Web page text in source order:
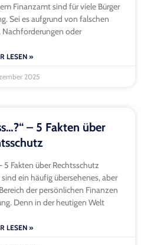
Finanzamt sind für viele Bürger
Sei es aufgrund von falschen
Nachforderungen oder
LESEN »
2025
– 5 Fakten über
5 Fakten über Rechtsschutz
ein häufig übersehenes, aber
der persönlichen Finanzen
Denn in der heutigen Welt
LESEN »